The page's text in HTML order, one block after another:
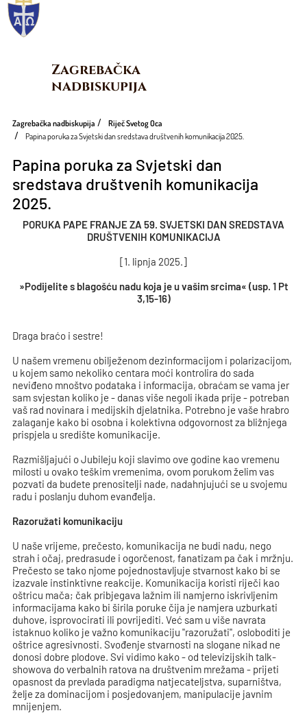
Zagrebačka
nadbiskupija
Zagrebačka nadbiskupija
Riječ Svetog Oca
Papina poruka za Svjetski dan sredstava društvenih komunikacija 2025.
Papina poruka za Svjetski dan
sredstava društvenih komunikacija
2025.
PORUKA PAPE FRANJE ZA 59. SVJETSKI DAN SREDSTAVA
DRUŠTVENIH KOMUNIKACIJA
[1. lipnja 2025.]
»Podijelite s blagošću nadu koja je u vašim srcima« (usp. 1 Pt
3,15-16)
Draga braćo i sestre!
U našem vremenu obilježenom dezinformacijom i polarizacijom,
u kojem samo nekoliko centara moći kontrolira do sada
neviđeno mnoštvo podataka i informacija, obraćam se vama jer
sam svjestan koliko je - danas više negoli ikada prije - potreban
vaš rad novinara i medijskih djelatnika. Potrebno je vaše hrabro
zalaganje kako bi osobna i kolektivna odgovornost za bližnjega
prispjela u središte komunikacije.
Razmišljajući o Jubileju koji slavimo ove godine kao vremenu
milosti u ovako teškim vremenima, ovom porukom želim vas
pozvati da budete prenositelji nade, nadahnjujući se u svojemu
radu i poslanju duhom evanđelja.
Razoružati komunikaciju
U naše vrijeme, prečesto, komunikacija ne budi nadu, nego
strah i očaj, predrasude i ogorčenost, fanatizam pa čak i mržnju.
Prečesto se tako njome pojednostavljuje stvarnost kako bi se
izazvale instinktivne reakcije. Komunikacija koristi riječi kao
oštricu mača; čak pribjegava lažnim ili namjerno iskrivljenim
informacijama kako bi širila poruke čija je namjera uzburkati
duhove, isprovocirati ili povrijediti. Već sam u više navrata
istaknuo koliko je važno komunikaciju "razoružati", osloboditi je
oštrice agresivnosti. Svođenje stvarnosti na slogane nikad ne
donosi dobre plodove. Svi vidimo kako - od televizijskih talk-
showova do verbalnih ratova na društvenim mrežama - prijeti
opasnost da prevlada paradigma natjecateljstva, suparništva,
želje za dominacijom i posjedovanjem, manipulacije javnim
mnijenjem.